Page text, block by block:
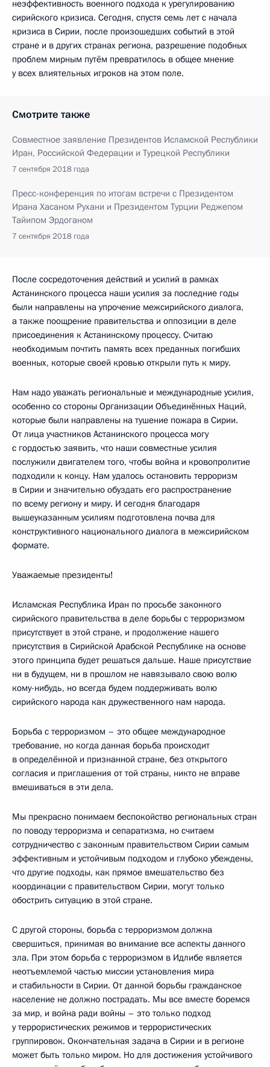
неэффективность военного подхода к урегулированию
сирийского кризиса. Сегодня, спустя семь лет с начала
кризиса в Сирии, после произошедших событий в этой
стране и в других странах региона, разрешение подобных
проблем мирным путём превратилось в общее мнение
у всех влиятельных игроков на этом поле.
Смотрите также
Совместное заявление Президентов Исламской Республики
Иран, Российской Федерации и Турецкой Республики
7 сентября 2018 года
Пресс-конференция по итогам встречи с Президентом
Ирана Хасаном Рухани и Президентом Турции Реджепом
Тайипом Эрдоганом
7 сентября 2018 года
После сосредоточения действий и усилий в рамках
Астанинского процесса наши усилия за последние годы
были направлены на упрочение межсирийского диалога,
а также поощрение правительства и оппозиции в деле
присоединения к Астанинскому процессу. Считаю
необходимым почтить память всех преданных погибших
военных, которые своей кровью открыли путь к миру.
Нам надо уважать региональные и международные усилия,
особенно со стороны Организации Объединённых Наций,
которые были направлены на тушение пожара в Сирии.
От лица участников Астанинского процесса могу
с гордостью заявить, что наши совместные усилия
послужили двигателем того, чтобы война и кровопролитие
подходили к концу. Нам удалось остановить терроризм
в Сирии и значительно обуздать его распространение
по всему региону и миру. И сегодня благодаря
вышеуказанным усилиям подготовлена почва для
конструктивного национального диалога в межсирийском
формате.
Уважаемые президенты!
Исламская Республика Иран по просьбе законного
сирийского правительства в деле борьбы с терроризмом
присутствует в этой стране, и продолжение нашего
присутствия в Сирийской Арабской Республике на основе
этого принципа будет решаться дальше. Наше присутствие
ни в будущем, ни в прошлом не навязывало свою волю
кому-нибудь, но всегда будем поддерживать волю
сирийского народа как дружественного нам народа.
Борьба с терроризмом – это общее международное
требование, но когда данная борьба происходит
в определённой и признанной стране, без открытого
согласия и приглашения от той страны, никто не вправе
вмешиваться в эти дела.
Мы прекрасно понимаем беспокойство региональных стран
по поводу терроризма и сепаратизма, но считаем
сотрудничество с законным правительством Сирии самым
эффективным и устойчивым подходом и глубоко убеждены,
что другие подходы, как прямое вмешательство без
координации с правительством Сирии, могут только
обострить ситуацию в этой стране.
С другой стороны, борьба с терроризмом должна
свершиться, принимая во внимание все аспекты данного
зла. При этом борьба с терроризмом в Идлибе является
неотъемлемой частью миссии установления мира
и стабильности в Сирии. От данной борьбы гражданское
население не должно пострадать. Мы все вместе боремся
за мир, и война ради войны – это только подход
у террористических режимов и террористических
группировок. Окончательная задача в Сирии и в регионе
может быть только миром. Но для достижения устойчивого